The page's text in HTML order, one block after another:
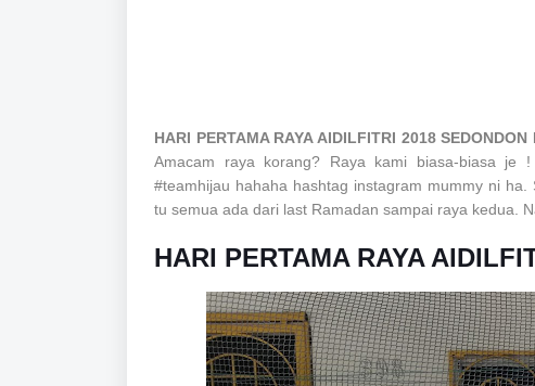
HARI PERTAMA RAYA AIDILFITRI 2018 SEDONDON
Amacam raya korang? Raya kami biasa-biasa je
#teamhijau hahaha hashtag instagram mummy ni
tu semua ada dari last Ramadan sampai raya kedua.
HARI PERTAMA RAYA